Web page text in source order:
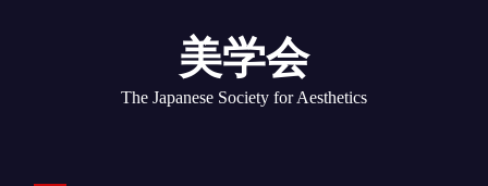
美学会
The Japanese Society for Aesthetics